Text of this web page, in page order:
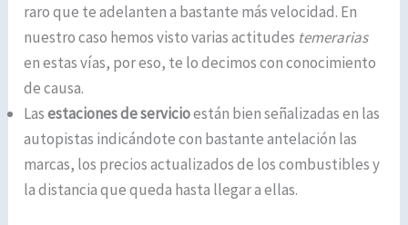
raro que te adelanten a bastante más velocidad. En
nuestro caso hemos visto varias actitudes temerarias
en estas vías, por eso, te lo decimos con conocimiento
de causa.
Lasestaciones de servicioestán bien señalizadas en las
autopistas indicándote con bastante antelación las
marcas, los precios actualizados de los combustibles y
la distancia que queda hasta llegar a ellas.